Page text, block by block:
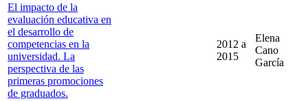
El impacto de la
evaluación educativa en
el desarrollo de
competencias en la
universidad. La
perspectiva de las
primeras promociones
de graduados.
2012 a
2015
Elena
Cano
García